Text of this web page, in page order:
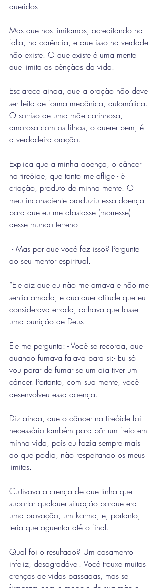
queridos.
Mas que nos limitamos, acreditando na
falta, na carência, e que isso na verdade
não existe. O que existe é uma mente
que limita as bênçãos da vida.
Esclarece ainda, que a oração não deve
ser feita de forma mecânica, automática.
O sorriso de uma mãe carinhosa,
amorosa com os filhos, o querer bem, é
a verdadeira oração.
Explica que a minha doença, o câncer
na tireóide, que tanto me aflige - é
criação, produto de minha mente. O
meu inconsciente produziu essa doença
para que eu me afastasse (morresse)
desse mundo terreno.
ao seu mentor espiritual.
“Ele diz que eu não me amava e não me
sentia amada, e qualquer atitude que eu
considerava errada, achava que fosse
uma punição de Deus.
Ele me pergunta: - Você se recorda, que
quando fumava falava para si:- Eu só
vou parar de fumar se um dia tiver um
câncer. Portanto, com sua mente, você
desenvolveu essa doença.
Diz ainda, que o câncer na tireóide foi
necessário também para pôr um freio em
minha vida, pois eu fazia sempre mais
do que podia, não respeitando os meus
limites.
Cultivava a crença de que tinha que
suportar qualquer situação porque era
uma provação, um karma, e, portanto,
teria que aguentar até o final.
Qual foi o resultado? Um casamento
infeliz, desagradável. Você trouxe muitas
crenças de vidas passadas, mas se